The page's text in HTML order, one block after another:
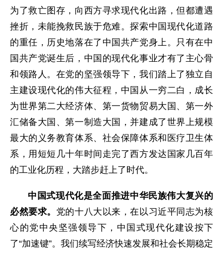
为了救亡图存，向西方寻求现代化出路，但都遭遇
挫折，未能挽救民族于危难。探索中国现代化道路
的重任，历史地落在了中国共产党身上。只有在中
国共产党诞生后，中国的现代化事业才有了主心骨
和领路人。在党的坚强领导下，我们踏上了独立自
主建设现代化的伟大征程，中国从一穷二白，成长
为世界第二大经济体、第一货物贸易大国、第一外
汇储备大国、第一制造大国，并建成了世界上规模
最大的义务教育体系、社会保障体系和医疗卫生体
系，用短短几十年时间走完了西方发达国家几百年
的工业化历程，大踏步赶上了时代。
中国式现代化是全面推进中华民族伟大复兴的
必然要求。 党的十八大以来，在以习近平同志为核
心的党中央坚强领导下，中国式现代化建设按下
了“加速键”。我们续写经济快速发展和社会长期稳定